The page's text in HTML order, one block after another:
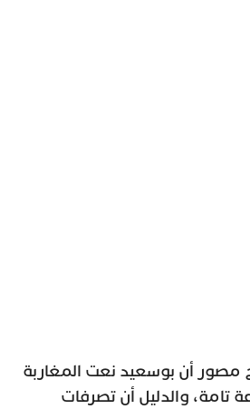
مصور أن بوسعيد نعت المغاربة
تامة، والدليل أن تصرفات